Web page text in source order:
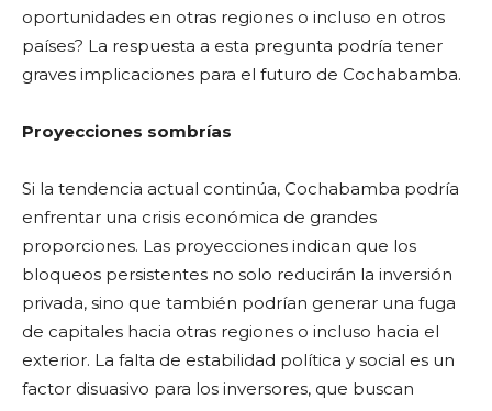
oportunidades en otras regiones o incluso en otros
países? La respuesta a esta pregunta podría tener
graves implicaciones para el futuro de Cochabamba.
Proyecciones sombrías
Si la tendencia actual continúa, Cochabamba podría
enfrentar una crisis económica de grandes
proporciones. Las proyecciones indican que los
bloqueos persistentes no solo reducirán la inversión
privada, sino que también podrían generar una fuga
de capitales hacia otras regiones o incluso hacia el
exterior. La falta de estabilidad política y social es un
factor disuasivo para los inversores, que buscan